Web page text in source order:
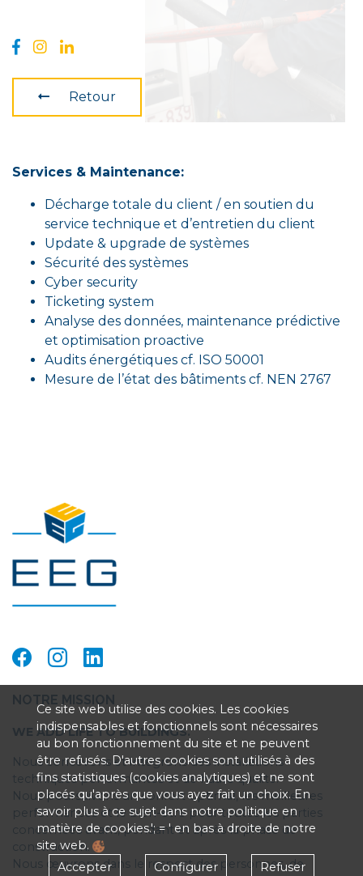
Ce site web utilise des cookies. Les cookies
indispensables et fonctionnels sont nécessaires
au bon fonctionnement du site et ne peuvent
être refusés. D'autres cookies sont utilisés à des
fins statistiques (cookies analytiques) et ne sont
placés qu'après que vous ayez fait un choix. En
savoir plus à ce sujet dans notre politique en
matière de cookies.'; = ' en bas à droite de notre
site web.
Accepter
Configurer Refuser
Retour
Services & Maintenance:
Décharge totale du client / en soutien du
service technique et d’entretien du client
Update & upgrade de systèmes
Sécurité des systèmes
Cyber security
Ticketing system
Analyse des données, maintenance prédictive
et optimisation proactive
Audits énergétiques cf. ISO 50001
Mesure de l’état des bâtiments cf. NEN 2767
NOTRE MISSION
WE ADD LIFE TO BUILDINGS.
Nous concevons et intégrons des installations
techniques performantes et de haute qualité.
Nous poursuivons un confort optimal, les meilleures
performances et le bien-être pour toutes les parties
concernées avant, pendant et après la phase de
construction.
Nous œuvrons dans le respect des personnes, de